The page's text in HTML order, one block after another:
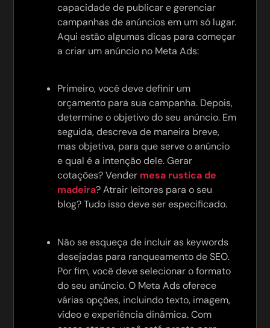
capacidade de publicar e gerenciar
campanhas de anúncios em um só lugar.
Aqui estão algumas dicas para começar
a criar um anúncio no Meta Ads:
Primeiro, você deve definir um
orçamento para sua campanha. Depois,
determine o objetivo do seu anúncio. Em
seguida, descreva de maneira breve,
mas objetiva, para que serve o anúncio
e qual é a intenção dele. Gerar
cotações? Vender mesa rustica de
madeira? Atrair leitores para o seu
blog? Tudo isso deve ser especificado.
Não se esqueça de incluir as keywords
desejadas para ranqueamento de SEO.
Por fim, você deve selecionar o formato
do seu anúncio. O Meta Ads oferece
várias opções, incluindo texto, imagem,
vídeo e experiência dinâmica. Com